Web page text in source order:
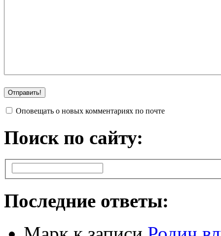
Оповещать о новых комментариях по почте
Поиск по сайту:
Последние ответы: